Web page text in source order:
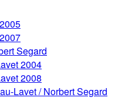
Segard
2004
2008
Lavet / Norbert Segard